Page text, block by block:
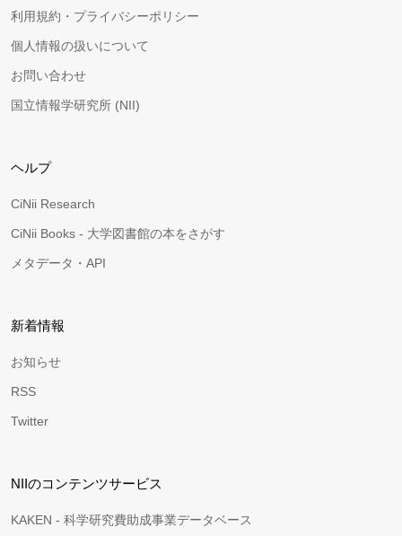
利用規約・プライバシーポリシー
個人情報の扱いについて
お問い合わせ
国立情報学研究所 (NII)
ヘルプ
CiNii Research
CiNii Books - 大学図書館の本をさがす
メタデータ・API
新着情報
お知らせ
RSS
Twitter
NIIのコンテンツサービス
KAKEN - 科学研究費助成事業データベース